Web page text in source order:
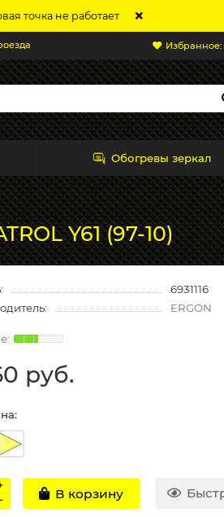
точка не работает
Избранное:
Обогревы зеркал
Y61 (97-10)
6931116
ERGON
руб.
В корзину